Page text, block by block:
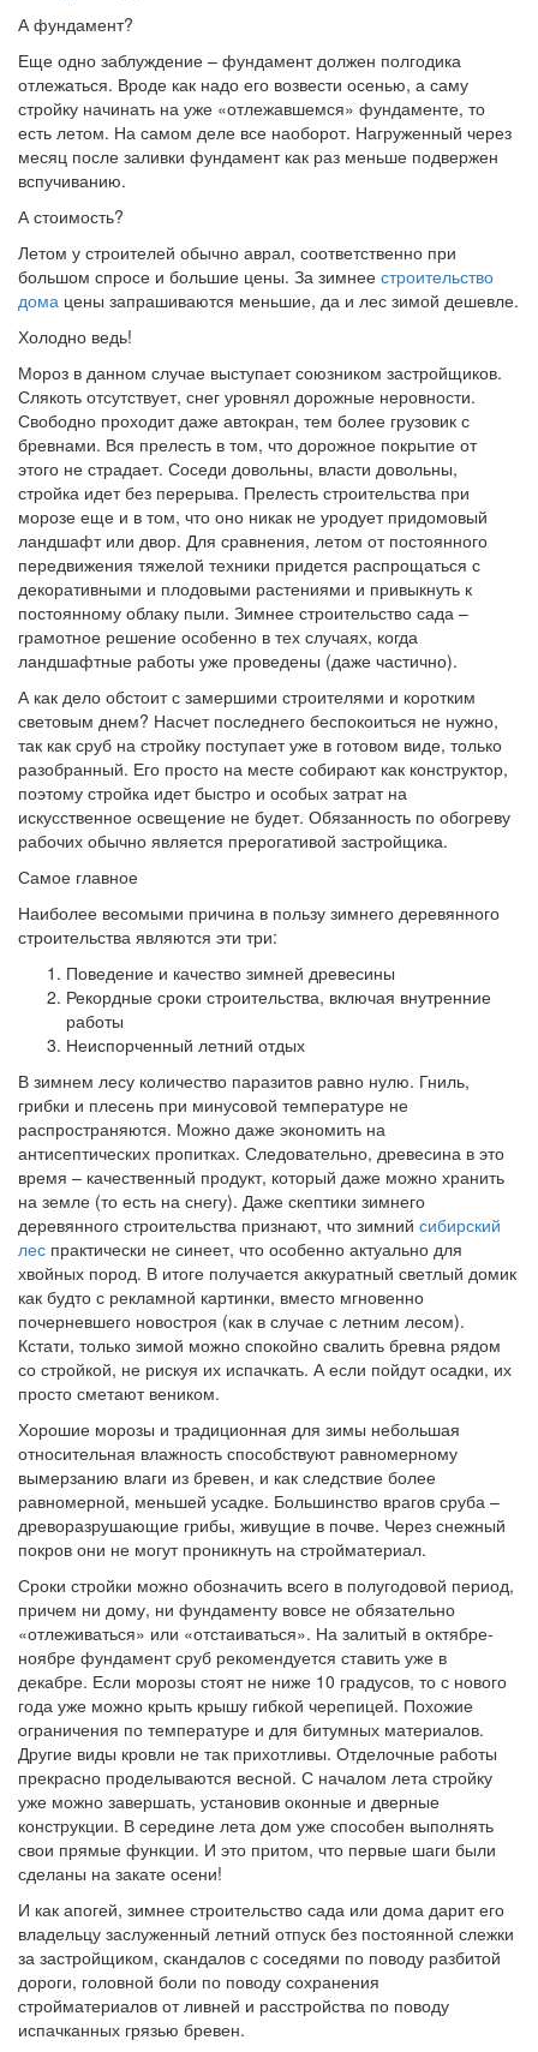
А фундамент?
Еще одно заблуждение – фундамент должен полгодика
отлежаться. Вроде как надо его возвести осенью, а саму
стройку начинать на уже «отлежавшемся» фундаменте, то
есть летом. На самом деле все наоборот. Нагруженный через
месяц после заливки фундамент как раз меньше подвержен
вспучиванию.
А стоимость?
Летом у строителей обычно аврал, соответственно при
большом спросе и большие цены. За зимнее строительство
дома цены запрашиваются меньшие, да и лес зимой дешевле.
Холодно ведь!
Мороз в данном случае выступает союзником застройщиков.
Слякоть отсутствует, снег уровнял дорожные неровности.
Свободно проходит даже автокран, тем более грузовик с
бревнами. Вся прелесть в том, что дорожное покрытие от
этого не страдает. Соседи довольны, власти довольны,
стройка идет без перерыва. Прелесть строительства при
морозе еще и в том, что оно никак не уродует придомовый
ландшафт или двор. Для сравнения, летом от постоянного
передвижения тяжелой техники придется распрощаться с
декоративными и плодовыми растениями и привыкнуть к
постоянному облаку пыли. Зимнее строительство сада –
грамотное решение особенно в тех случаях, когда
ландшафтные работы уже проведены (даже частично).
А как дело обстоит с замершими строителями и коротким
световым днем? Насчет последнего беспокоиться не нужно,
так как сруб на стройку поступает уже в готовом виде, только
разобранный. Его просто на месте собирают как конструктор,
поэтому стройка идет быстро и особых затрат на
искусственное освещение не будет. Обязанность по обогреву
рабочих обычно является прерогативой застройщика.
Самое главное
Наиболее весомыми причина в пользу зимнего деревянного
строительства являются эти три:
Поведение и качество зимней древесины
Рекордные сроки строительства, включая внутренние
работы
Неиспорченный летний отдых
В зимнем лесу количество паразитов равно нулю. Гниль,
грибки и плесень при минусовой температуре не
распространяются. Можно даже экономить на
антисептических пропитках. Следовательно, древесина в это
время – качественный продукт, который даже можно хранить
на земле (то есть на снегу). Даже скептики зимнего
деревянного строительства признают, что зимний сибирский
лес практически не синеет, что особенно актуально для
хвойных пород. В итоге получается аккуратный светлый домик
как будто с рекламной картинки, вместо мгновенно
почерневшего новостроя (как в случае с летним лесом).
Кстати, только зимой можно спокойно свалить бревна рядом
со стройкой, не рискуя их испачкать. А если пойдут осадки, их
просто сметают веником.
Хорошие морозы и традиционная для зимы небольшая
относительная влажность способствуют равномерному
вымерзанию влаги из бревен, и как следствие более
равномерной, меньшей усадке. Большинство врагов сруба –
древоразрушающие грибы, живущие в почве. Через снежный
покров они не могут проникнуть на стройматериал.
Сроки стройки можно обозначить всего в полугодовой период,
причем ни дому, ни фундаменту вовсе не обязательно
«отлеживаться» или «отстаиваться». На залитый в октябре-
ноябре фундамент сруб рекомендуется ставить уже в
декабре. Если морозы стоят не ниже 10 градусов, то с нового
года уже можно крыть крышу гибкой черепицей. Похожие
ограничения по температуре и для битумных материалов.
Другие виды кровли не так прихотливы. Отделочные работы
прекрасно проделываются весной. С началом лета стройку
уже можно завершать, установив оконные и дверные
конструкции. В середине лета дом уже способен выполнять
свои прямые функции. И это притом, что первые шаги были
сделаны на закате осени!
И как апогей, зимнее строительство сада или дома дарит его
владельцу заслуженный летний отпуск без постоянной слежки
за застройщиком, скандалов с соседями по поводу разбитой
дороги, головной боли по поводу сохранения
стройматериалов от ливней и расстройства по поводу
испачканных грязью бревен.